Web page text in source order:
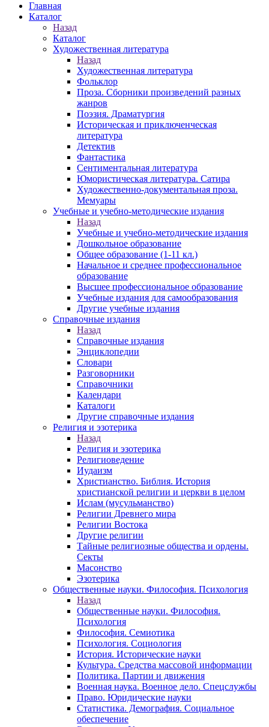
Главная
Каталог
Назад
Каталог
Художественная литература
Назад
Художественная литература
Фольклор
Проза. Сборники произведений разных
жанров
Поэзия. Драматургия
Историческая и приключенческая
литература
Детектив
Фантастика
Сентиментальная литература
Юмористическая литература. Сатира
Художественно-документальная проза.
Мемуары
Учебные и учебно-методические издания
Назад
Учебные и учебно-методические издания
Дошкольное образование
Общее образование (1-11 кл.)
Начальное и среднее профессиональное
образование
Высшее профессиональное образование
Учебные издания для самообразования
Другие учебные издания
Справочные издания
Назад
Справочные издания
Энциклопедии
Словари
Разговорники
Справочники
Календари
Каталоги
Другие справочные издания
Религия и эзотерика
Назад
Религия и эзотерика
Религиоведение
Иудаизм
Христианство. Библия. История
христианской религии и церкви в целом
Ислам (мусульманство)
Религии Древнего мира
Религии Востока
Другие религии
Тайные религиозные общества и ордены.
Секты
Масонство
Эзотерика
Общественные науки. Философия. Психология
Назад
Общественные науки. Философия.
Психология
Философия. Семиотика
Психология. Социология
История. Исторические науки
Культура. Средства массовой информации
Политика. Партии и движения
Военная наука. Военное дело. Спецслужбы
Право. Юридические науки
Статистика. Демография. Социальное
обеспечение